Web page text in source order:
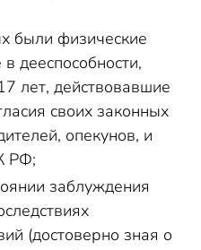
были физические
дееспособности,
лет, действовавшие
своих законных
опекунов, и
РФ;
заблуждения
(достоверно зная о